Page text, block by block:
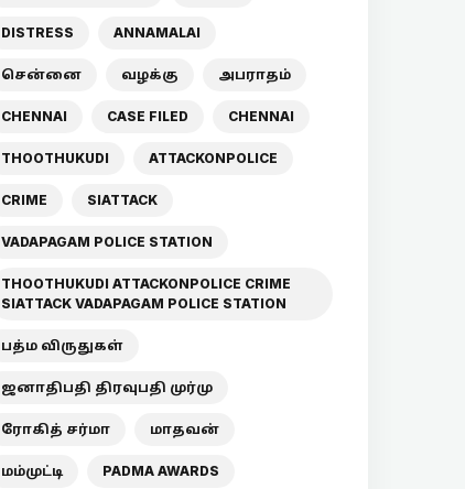
DISTRESS ANNAMALAI
சென்னை வழக்கு அபராதம்
CHENNAI CASE FILED CHENNAI
THOOTHUKUDI ATTACKONPOLICE
CRIME SIATTACK
VADAPAGAM POLICE STATION
THOOTHUKUDI ATTACKONPOLICE CRIME
SIATTACK VADAPAGAM POLICE STATION
பத்ம விருதுகள்
ஜனாதிபதி திரவுபதி முர்மு
ரோகித் சர்மா மாதவன்
மம்முட்டி PADMA AWARDS